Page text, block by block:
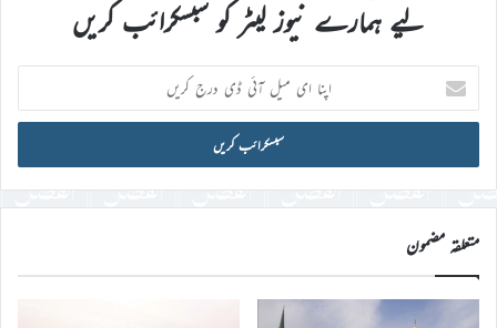
لیے ہمارے نیوز لیٹر کو سبسکرائب کریں
اپنا
ای
میل
ڈی
درج
کریں
متعلقہ مضمون